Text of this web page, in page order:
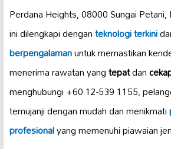
Perdana Heights, 08000 Sungai
ini dilengkapi denganteknologi terkini
berpengalamanuntuk memastikan
menerima rawatan yangtepatdan
menghubungi +60 12-539 1155,
temujanji dengan mudah dan menikmati
profesionalyang memenuhi piawaian